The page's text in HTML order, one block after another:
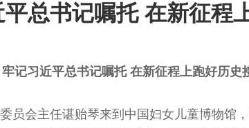
总书记嘱托 在新征程
记习近平总书记嘱托 在新征程上跑好历
员会主任谌贻琴来到中国妇女儿童博物